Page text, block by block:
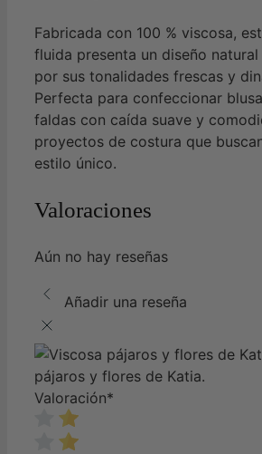
Fabricada con 100 % viscosa,
fluida presenta un diseño
por sus tonalidades frescas y
Perfecta para confeccionar
faldas con caída suave y
proyectos de costura que
estilo único.
Valoraciones
Aún no hay reseñas
Añadir una reseña
pájaros y flores de Katia.
Valoración*